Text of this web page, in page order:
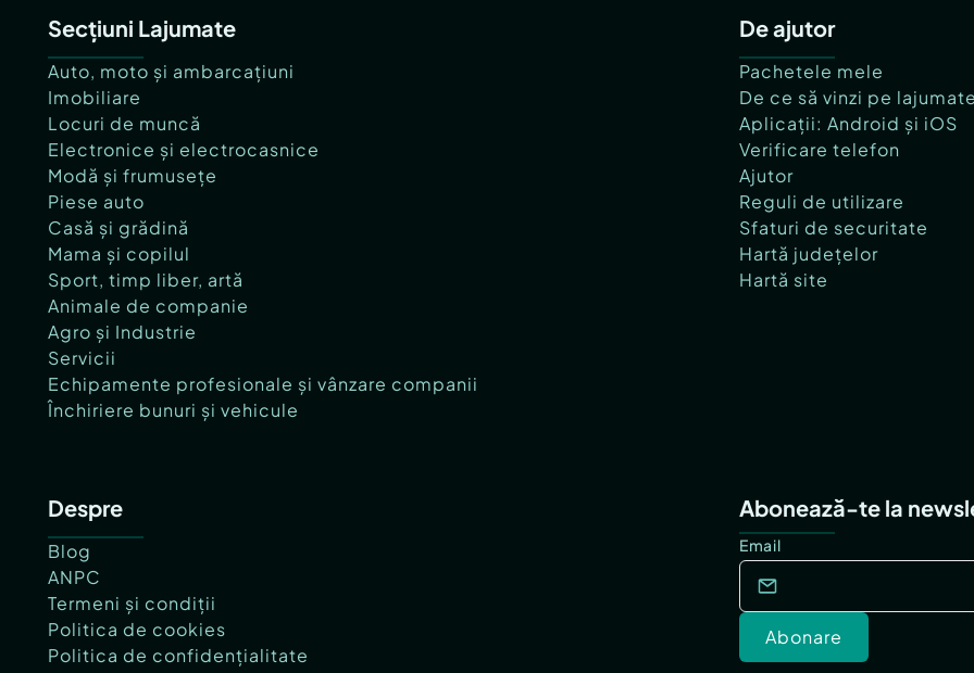
Secțiuni Lajumate
Auto, moto și ambarcațiuni
Imobiliare
Locuri de muncă
Electronice și electrocasnice
Modă și frumusețe
Piese auto
Casă și grădină
Mama și copilul
Sport, timp liber, artă
Animale de companie
Agro și Industrie
Servicii
Echipamente profesionale și vânzare companii
Închiriere bunuri și vehicule
De ajutor
Pachetele mele
De ce să vinzi pe
Aplicații: Android și iOS
Verificare telefon
Ajutor
Reguli de utilizare
Sfaturi de securitate
Hartă județelor
Hartă site
Despre
Blog
ANPC
Termeni și condiții
Politica de cookies
Politica de confidențialitate
Abonează-te la
Email
Abonare